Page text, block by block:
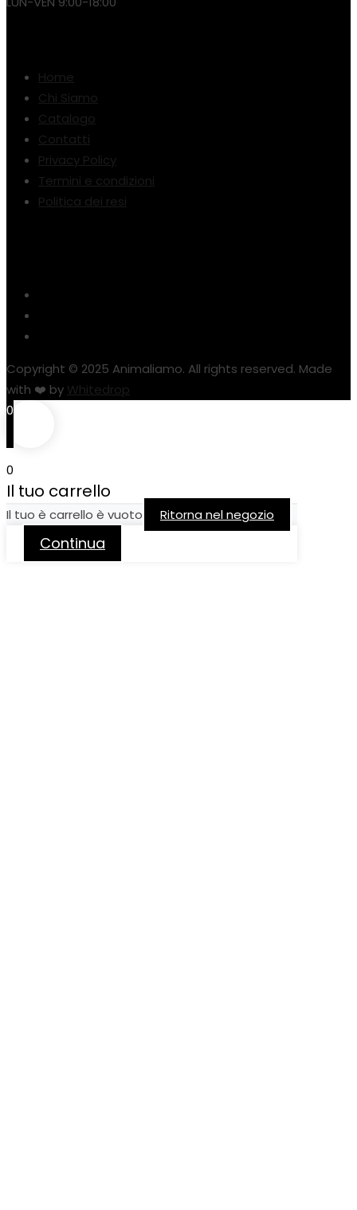
Home
Chi Siamo
Catalogo
Contatti
Privacy Policy
Termini e condizioni
Politica dei resi
Copyright © 2025 Animaliamo. All rights reserved. Made
with ❤️ by Whitedrop
0
0
Il tuo carrello
Il tuo è carrello è vuoto Ritorna nel negozio
Continua